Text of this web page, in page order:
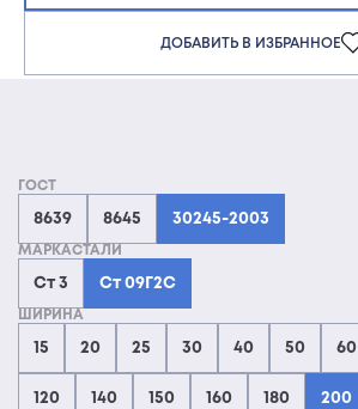
ДОБАВИТЬ В ИЗБРАННОЕ
ГОСТ
8639 8645 30245-2003
МАРКАСТАЛИ
Ст 3 Ст 09Г2С
ШИРИНА
15 20 25 30 40 50 60
120 140 150 160 180 200